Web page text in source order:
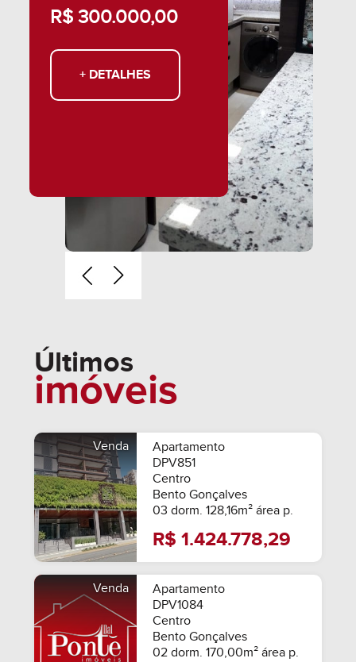
R$ 300.000,00
+ DETALHES
Últimos
imóveis
Venda
Apartamento
DPV851
Centro
Bento Gonçalves
03 dorm. 128,16m² área p.
R$ 1.424.778,29
Venda
Apartamento
DPV1084
Centro
Bento Gonçalves
02 dorm. 170,00m² área p.